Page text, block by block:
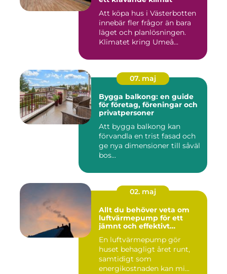
Att köpa hus i Västerbotten
innebär fler frågor än bara
läget och planlösningen.
Klimatet kring Umeå...
07. maj
Bygga balkong: en guide
för företag, föreningar och
privatpersoner
Att bygga balkong kan
förvandla en trist fasad och
ge nya dimensioner till såväl
bos...
02. maj
Allt du behöver veta om
luftvärmepump för ett
jämnt och effektivt
En luftvärmepump gör
huset behagligt året runt,
samtidigt som
energikostnaden kan mi...